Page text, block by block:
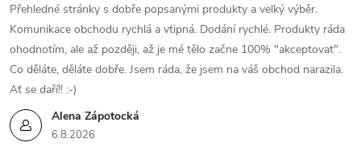
Alena Zápotocká
6.8.2026
Přehledné stránky s dobře popsanými produkty a velký výběr.
Komunikace obchodu rychlá a vtipná. Dodání rychlé. Produkty ráda
ohodnotím, ale až později, až je mé tělo začne 100% "akceptovat".
Co děláte, děláte dobře. Jsem ráda, že jsem na váš obchod narazila.
Ať se daří!! :-)